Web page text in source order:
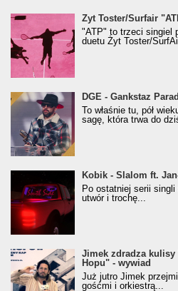
Żyt Toster/SurfAir - ATP
Żyt Toster/Surfair
"ATP" to trzeci singiel
duetu Żyt Toster/
donGURALesko z nagrodą
Klasyczny/Trueschoolowy
(Popkillery 2023)
DGE - Gankstaz
To właśnie tu, pół
sagę, która trwa do
Kobik - Slalom ft. Jan-
[Official Music Visualiser]
Kobik - Slalom ft.
Po ostatniej serii
utwór i trochę...
Jimek zdradza kulisy
Hopu" - wywiad
Jimek zdradza
Hopu" - wywiad
Już jutro Jimek
gośćmi i orkiestrą...